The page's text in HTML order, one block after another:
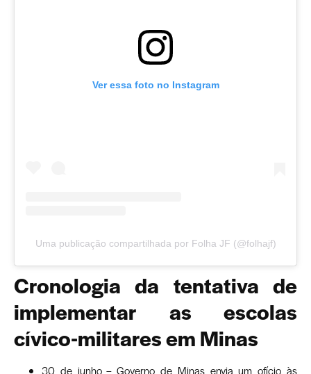
Ver essa foto no Instagram
Uma publicação compartilhada por Folha JF (@folhajf)
Cronologia da tentativa de
implementar as escolas
cívico-militares em Minas
30 de junho – Governo de Minas envia um ofício às